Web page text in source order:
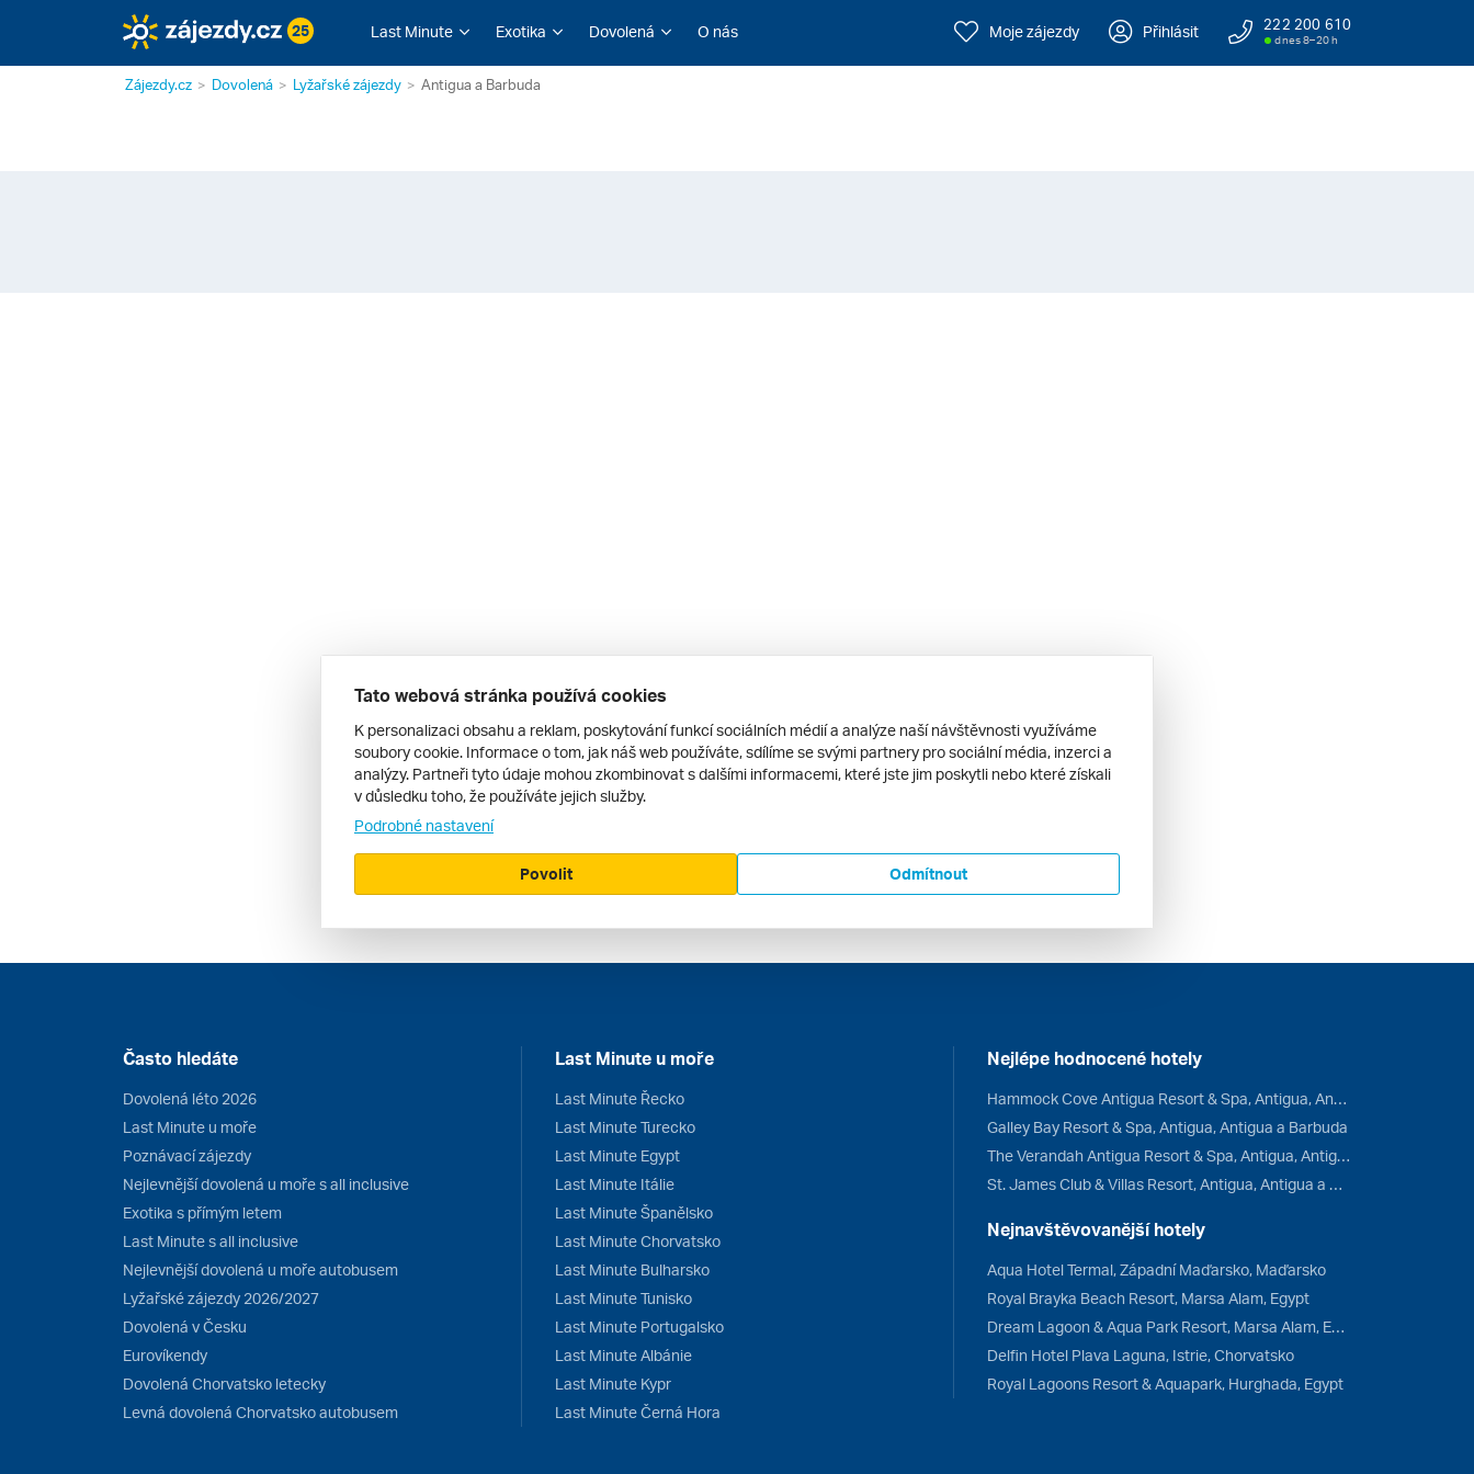
25 Last Minute Exotika Dovolená O nás Moje zájezdy Přihlásit 222 200 610
dnes 8–20 h
Zájezdy.cz Dovolená Lyžařské zájezdy Antigua a Barbuda
Často hledáte
Dovolená léto 2026
Last Minute u moře
Poznávací zájezdy
Nejlevnější dovolená u moře s all inclusive
Exotika s přímým letem
Last Minute s all inclusive
Nejlevnější dovolená u moře autobusem
Lyžařské zájezdy 2026/2027
Dovolená v Česku
Eurovíkendy
Dovolená Chorvatsko letecky
Levná dovolená Chorvatsko autobusem
Last Minute u moře
Last Minute Řecko
Last Minute Turecko
Last Minute Egypt
Last Minute Itálie
Last Minute Španělsko
Last Minute Chorvatsko
Last Minute Bulharsko
Last Minute Tunisko
Last Minute Portugalsko
Last Minute Albánie
Last Minute Kypr
Last Minute Černá Hora
Nejlépe hodnocené hotely
Hammock Cove Antigua Resort & Spa, Antigua, Antigua a Barbuda
Galley Bay Resort & Spa, Antigua, Antigua a Barbuda
The Verandah Antigua Resort & Spa, Antigua, Antigua a Barbuda
St. James Club & Villas Resort, Antigua, Antigua a Barbuda
Nejnavštěvovanější hotely
Aqua Hotel Termal, Západní Maďarsko, Maďarsko
Royal Brayka Beach Resort, Marsa Alam, Egypt
Dream Lagoon & Aqua Park Resort, Marsa Alam, Egypt
Delfin Hotel Plava Laguna, Istrie, Chorvatsko
Royal Lagoons Resort & Aquapark, Hurghada, Egypt
Tato webová stránka používá cookies
K personalizaci obsahu a reklam, poskytování funkcí sociálních médií a analýze naší návštěvnosti využíváme
soubory cookie. Informace o tom, jak náš web používáte, sdílíme se svými partnery pro sociální média, inzerci a
analýzy. Partneři tyto údaje mohou zkombinovat s dalšími informacemi, které jste jim poskytli nebo které získali
v důsledku toho, že používáte jejich služby.
Podrobné nastavení
Odmítnout
Povolit